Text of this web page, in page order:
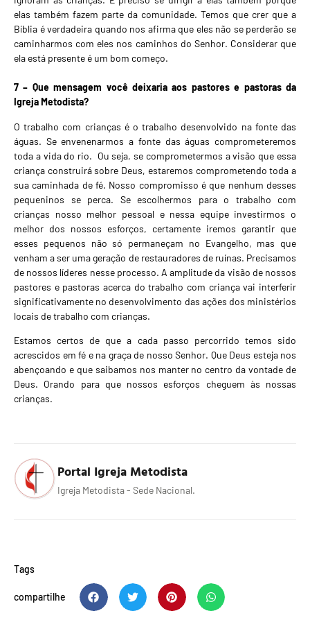
elas também fazem parte da comunidade. Temos que crer que a
Bíblia é verdadeira quando nos afirma que eles não se perderão se
caminharmos com eles nos caminhos do Senhor. Considerar que
ela está presente é um bom começo.
7 – Que mensagem você deixaria aos pastores e pastoras da
Igreja Metodista?
O trabalho com crianças é o trabalho desenvolvido na fonte das
águas. Se envenenarmos a fonte das águas comprometeremos
toda a vida do rio. Ou seja, se comprometermos a visão que essa
criança construirá sobre Deus, estaremos comprometendo toda a
sua caminhada de fé. Nosso compromisso é que nenhum desses
pequeninos se perca. Se escolhermos para o trabalho com
crianças nosso melhor pessoal e nessa equipe investirmos o
melhor dos nossos esforços, certamente iremos garantir que
esses pequenos não só permaneçam no Evangelho, mas que
venham a ser uma geração de restauradores de ruínas. Precisamos
de nossos líderes nesse processo. A amplitude da visão de nossos
pastores e pastoras acerca do trabalho com criança vai interferir
significativamente no desenvolvimento das ações dos ministérios
locais de trabalho com crianças.
Estamos certos de que a cada passo percorrido temos sido
acrescidos em fé e na graça de nosso Senhor. Que Deus esteja nos
abençoando e que saibamos nos manter no centro da vontade de
Deus. Orando para que nossos esforços cheguem às nossas
crianças.
Portal Igreja Metodista
Igreja Metodista - Sede Nacional.
Tags
compartilhe